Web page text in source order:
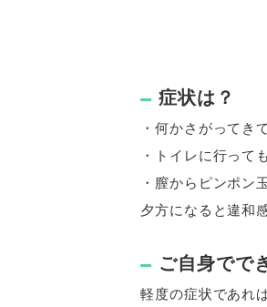
症状は？
・何かさがってき
・トイレに行って
・膣からピンポン
夕方になると違和
ご自身でで
軽度の症状であれ